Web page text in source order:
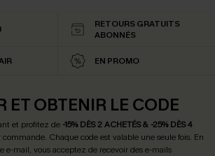
RETOURS GRATUITS
ABONNÉS
EN PROMO
ET OBTENIR LE CODE
et profitez de -15% DÈS 2 ACHETÉS & -25% DÈS 4
commande. Chaque code est valable une seule fois. En
e-mail, vous acceptez de recevoir des e-mails